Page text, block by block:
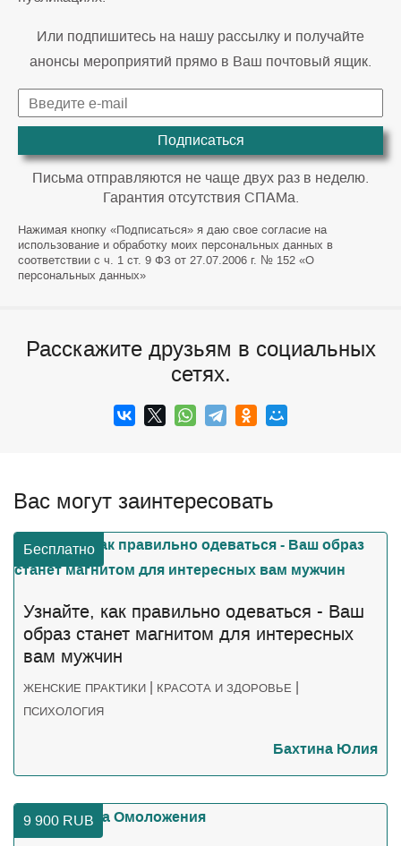
Или подпишитесь на нашу рассылку и получайте
анонсы мероприятий прямо в Ваш почтовый ящик.
Подписаться
Письма отправляются не чаще двух раз в неделю.
Гарантия отсутствия СПАМа.
Нажимая кнопку «Подписаться» я даю свое согласие на
использование и обработку моих персональных данных в
соответствии с ч. 1 ст. 9 ФЗ от 27.07.2006 г. № 152 «О
персональных данных»
Расскажите друзьям в социальных
сетях.
Вас могут заинтересовать
Бесплатно
Узнайте, как правильно одеваться - Ваш
образ станет магнитом для интересных
вам мужчин
ЖЕНСКИЕ ПРАКТИКИ | КРАСОТА И ЗДОРОВЬЕ |
ПСИХОЛОГИЯ
Бахтина Юлия
9 900 RUB